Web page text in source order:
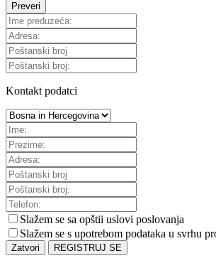
Preveri
Kontakt podatci
Slažem se sa opštii uslovi poslovanja
Slažem se s upotrebom podataka u svrhu
Zatvori REGISTRUJ SE